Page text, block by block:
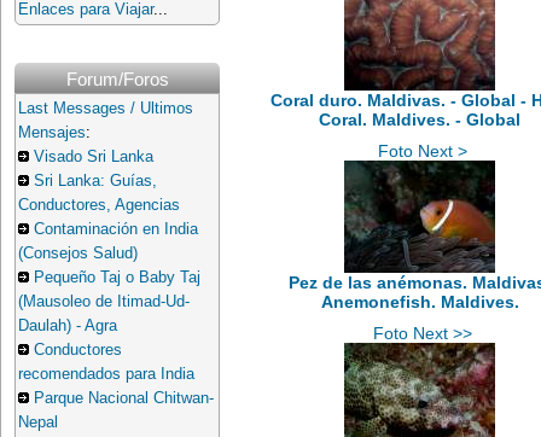
Enlaces para Viajar...
Forum/Foros
Last Messages / Ultimos
Mensajes:
Visado Sri Lanka
Sri Lanka: Guías,
Conductores, Agencias
Contaminación en India
(Consejos Salud)
Pequeño Taj o Baby Taj
(Mausoleo de Itimad-Ud-
Daulah) - Agra
Conductores
recomendados para India
Parque Nacional Chitwan-
Nepal
Coral duro. Maldivas. - Global -
Coral. Maldives. - Global
Foto Next >
Pez de las anémonas.
Anemonefish. Maldives.
Foto Next >>